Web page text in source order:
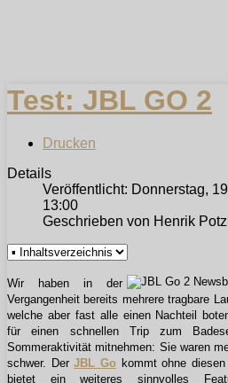
Test: JBL GO 2
Drucken
Details
Veröffentlicht: Donnerstag,
13:00
Geschrieben von Henrik
Wir haben in der
Vergangenheit bereits mehrere tragbare
welche aber fast alle einen Nachteil
für einen schnellen Trip zum
Sommeraktivität mitnehmen: Sie waren
schwer. DerJBL Gokommt ohne diesen
bietet ein weiteres sinnvolles